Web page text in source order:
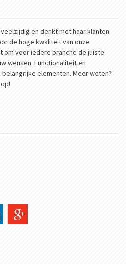
en denkt met haar klanten
de hoge kwaliteit van onze
om voor iedere branche de juiste
wensen. Functionaliteit en
elementen. Meer weten?